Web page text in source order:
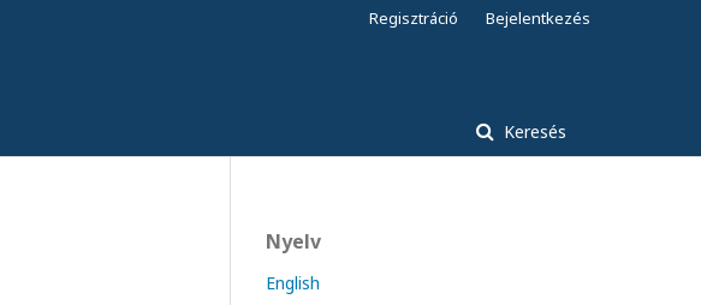
Keresés
Regisztráció Bejelentkezés
Nyelv
English